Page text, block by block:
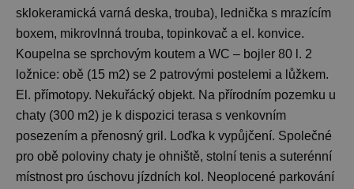
sklokeramická varná deska, trouba), lednička s mrazícím
boxem, mikrovlnná trouba, topinkovač a el. konvice.
Koupelna se sprchovým koutem a WC – bojler 80 l. 2
ložnice: obě (15 m2) se 2 patrovými postelemi a lůžkem.
El. přímotopy. Nekuřácký objekt. Na přírodním pozemku u
chaty (300 m2) je k dispozici terasa s venkovním
posezením a přenosný gril. Loďka k vypůjčení. Společné
pro obě poloviny chaty je ohniště, stolní tenis a suterénní
místnost pro úschovu jízdních kol. Neoplocené parkování